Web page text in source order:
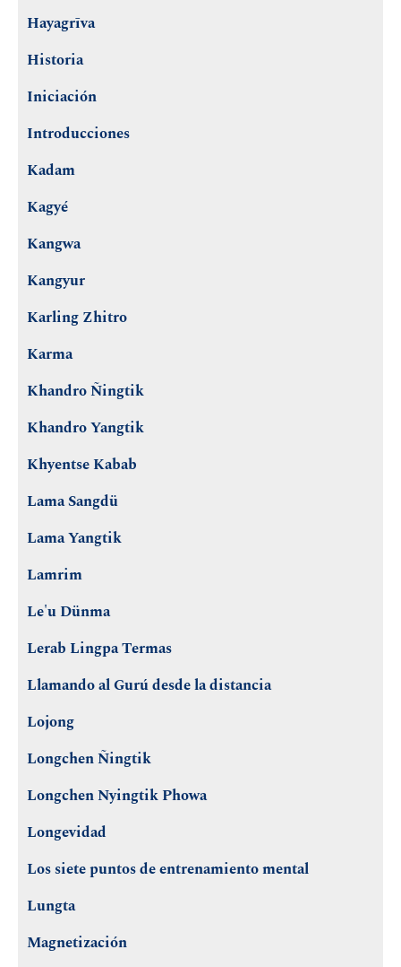
Hayagrīva
Historia
Iniciación
Introducciones
Kadam
Kagyé
Kangwa
Kangyur
Karling Zhitro
Karma
Khandro Ñingtik
Khandro Yangtik
Khyentse Kabab
Lama Sangdü
Lama Yangtik
Lamrim
Le'u Dünma
Lerab Lingpa Termas
Llamando al Gurú desde la distancia
Lojong
Longchen Ñingtik
Longchen Nyingtik Phowa
Longevidad
Los siete puntos de entrenamiento mental
Lungta
Magnetización